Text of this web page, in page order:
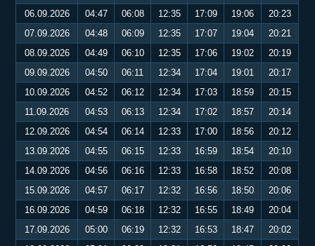
06.09.2026
04:47 06:08 12:35 17:09 19:06
20:23
07.09.2026
04:48 06:09 12:35 17:07 19:04
20:21
08.09.2026
04:49 06:10 12:35 17:06 19:02
20:19
09.09.2026
04:50 06:11 12:34 17:04 19:01
20:17
10.09.2026
04:52 06:12 12:34 17:03 18:59
20:15
11.09.2026
04:53 06:13 12:34 17:02 18:57
20:14
12.09.2026
04:54 06:14 12:33 17:00 18:56
20:12
13.09.2026
04:55 06:15 12:33 16:59 18:54
20:10
14.09.2026
04:56 06:16 12:33 16:58 18:52
20:08
15.09.2026
04:57 06:17 12:32 16:56 18:50
20:06
16.09.2026
04:59 06:18 12:32 16:55 18:49
20:04
17.09.2026
05:00 06:19 12:32 16:53 18:47
20:02